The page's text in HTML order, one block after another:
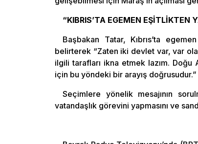
“KIBRIS’TA EGEMEN EŞİTLİKTEN
Başbakan Tatar, Kıbrıs’ta
belirterek “Zaten iki devlet var, var
ilgili tarafları ikna etmek lazım.
için bu yöndeki bir arayış
Seçimlere yönelik mesajının
vatandaşlık görevini yapmasını ve